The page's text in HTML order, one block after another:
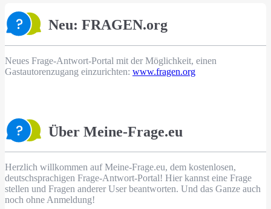
Neu: FRAGEN.org
Neues Frage-Antwort-Portal mit der Möglichkeit, einen
Gastautorenzugang einzurichten: www.fragen.org
Über Meine-Frage.eu
Herzlich willkommen auf Meine-Frage.eu, dem kostenlosen,
deutschsprachigen Frage-Antwort-Portal! Hier kannst eine Frage
stellen und Fragen anderer User beantworten. Und das Ganze auch
noch ohne Anmeldung!